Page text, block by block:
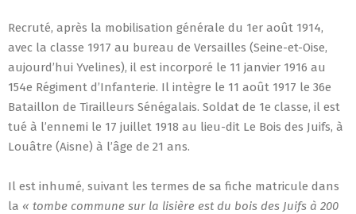
Recruté, après la mobilisation générale du 1er août 1914,
avec la classe 1917 au bureau de Versailles (Seine-et-Oise,
aujourd’hui Yvelines), il est incorporé le 11 janvier 1916 au
154e Régiment d’Infanterie. Il intègre le 11 août 1917 le 36e
Bataillon de Tirailleurs Sénégalais. Soldat de 1e classe, il est
tué à l’ennemi le 17 juillet 1918 au lieu-dit Le Bois des Juifs, à
Louâtre (Aisne) à l’âge de 21 ans.
Il est inhumé, suivant les termes de sa fiche matricule dans
la « tombe commune sur la lisière est du bois des Juifs à 200